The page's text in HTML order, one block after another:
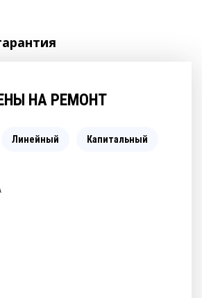
НА РЕМОНТ
Линейный Капитальный